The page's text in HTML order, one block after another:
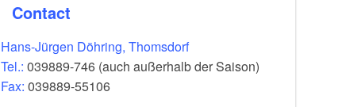
Contact
Hans-Jürgen Döhring, Thomsdorf
Tel.:039889-746 (auch außerhalb der Saison)
Fax:039889-55106